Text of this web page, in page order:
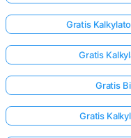
Gratis
Gratis
Gratis
Gratis